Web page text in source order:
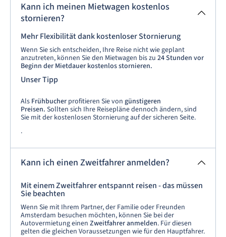
Kann ich meinen Mietwagen kostenlos
stornieren?
Mehr Flexibilität dank kostenloser Stornierung
Wenn Sie sich entscheiden, Ihre Reise nicht wie geplant
anzutreten, können Sie den Mietwagen bis zu 24 Stunden vor
Beginn der Mietdauer kostenlos stornieren.
Unser Tipp
Als Frühbucher profitieren Sie von günstigeren
Preisen. Sollten sich Ihre Reisepläne dennoch ändern, sind
Sie mit der kostenlosen Stornierung auf der sicheren Seite.
.
Kann ich einen Zweitfahrer anmelden?
Mit einem Zweitfahrer entspannt reisen - das müssen
Sie beachten
Wenn Sie mit Ihrem Partner, der Familie oder Freunden
Amsterdam besuchen möchten, können Sie bei der
Autovermietung einen Zweitfahrer anmelden. Für diesen
gelten die gleichen Voraussetzungen wie für den Hauptfahrer.